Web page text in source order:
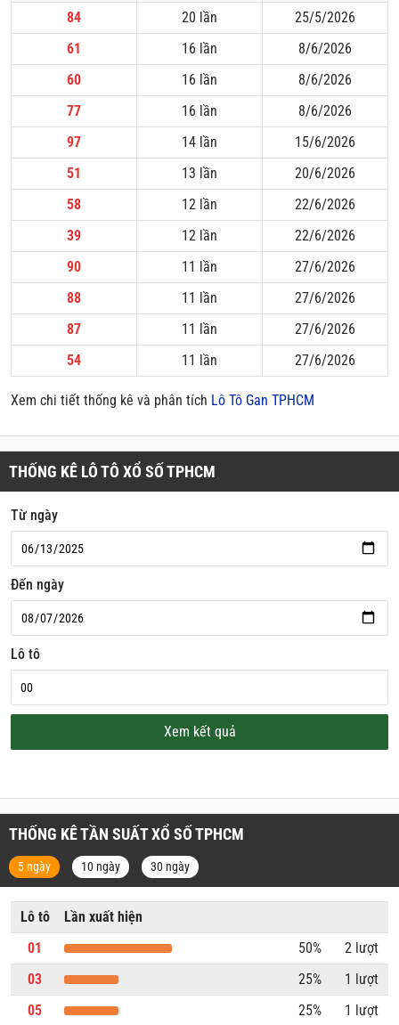
84
20 lần
25/5/2026
61
16 lần
8/6/2026
60
16 lần
8/6/2026
77
16 lần
8/6/2026
97
14 lần
15/6/2026
51
13 lần
20/6/2026
58
12 lần
22/6/2026
39
12 lần
22/6/2026
90
11 lần
27/6/2026
88
11 lần
27/6/2026
87
11 lần
27/6/2026
54
11 lần 27/6/2026
Xem chi tiết thống kê và phân tích Lô Tô Gan TPHCM
THỐNG KÊ LÔ TÔ XỔ SỐ TPHCM
Từ ngày
Đến ngày
Lô tô
Xem kết quả
THỐNG KÊ TẦN SUẤT XỔ SỐ TPHCM
5 ngày 10 ngày 30 ngày
Lô tô
Lần xuất hiện
01
50%
2 lượt
03
25%
1 lượt
05
25% 1 lượt